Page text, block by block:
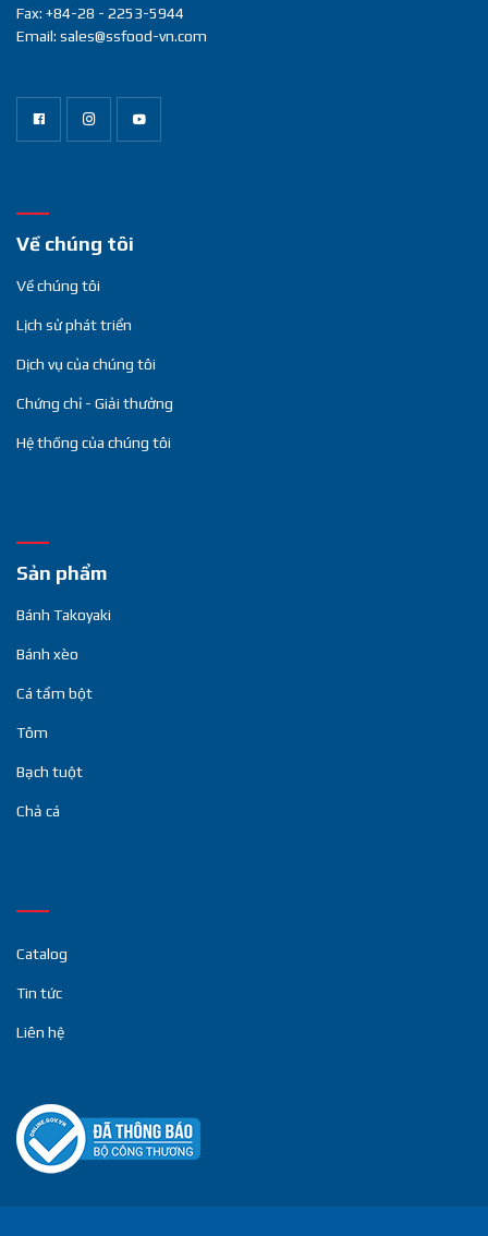
Fax: +84-28 - 2253-5944
Email: sales@ssfood-vn.com
Về chúng tôi
Về chúng tôi
Lịch sử phát triển
Dịch vụ của chúng tôi
Chứng chỉ - Giải thưởng
Hệ thống của chúng tôi
Sản phẩm
Bánh Takoyaki
Bánh xèo
Cá tẩm bột
Tôm
Bạch tuột
Chả cá
Catalog
Tin tức
Liên hệ